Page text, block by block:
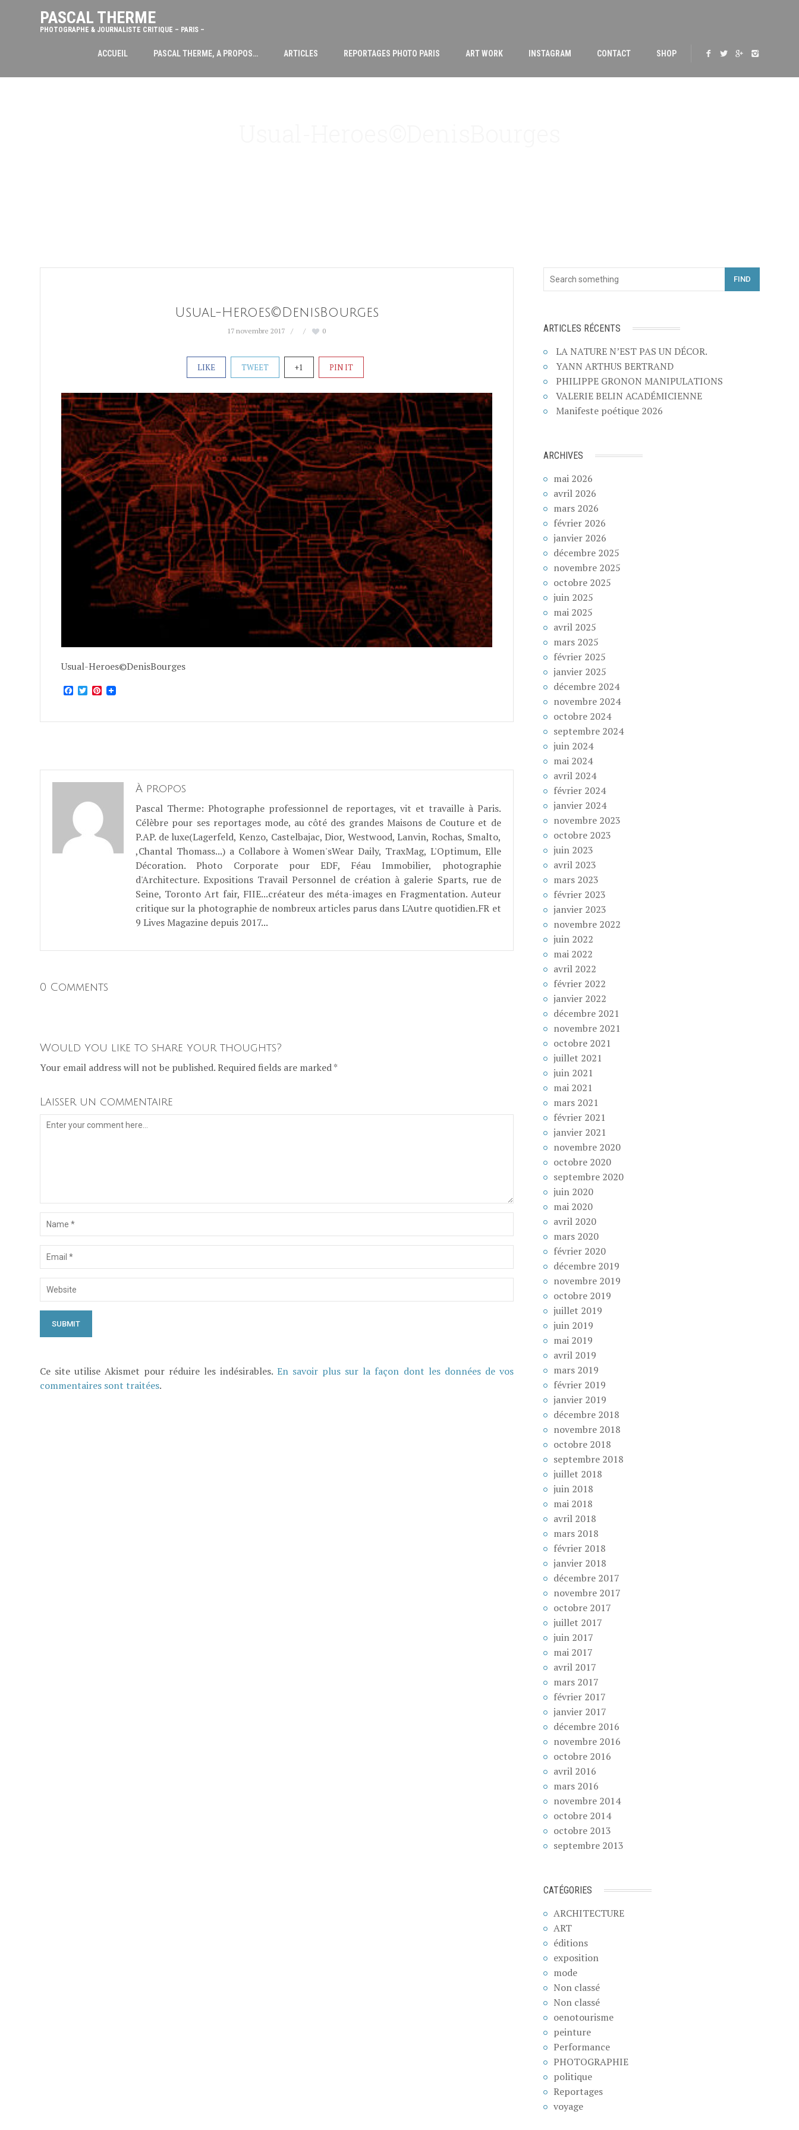
PASCAL THERME
PHOTOGRAPHE & JOURNALISTE CRITIQUE – PARIS –
ACCUEIL PASCAL THERME, A PROPOS… ARTICLES REPORTAGES PHOTO PARIS ART WORK INSTAGRAM CONTACT SHOP
Usual-Heroes©DenisBourges
17 novembre 2017 0
LIKE TWEET +1 PIN IT
Usual-Heroes©DenisBourges
Facebook
TwitterPinterest
À propos
Pascal Therme: Photographe professionnel de reportages, vit et travaille à Paris.
Célèbre pour ses reportages mode, au côté des grandes Maisons de Couture et de
P.AP. de luxe(Lagerfeld, Kenzo, Castelbajac, Dior, Westwood, Lanvin, Rochas, Smalto,
,Chantal Thomass...) a Collabore à Women'sWear Daily, TraxMag, L'Optimum, Elle
Décoration. Photo Corporate pour EDF, Féau Immobilier, photographie
d'Architecture. Expositions Travail Personnel de création à galerie Sparts, rue de
Seine, Toronto Art fair, FIIE...créateur des méta-images en Fragmentation. Auteur
critique sur la photographie de nombreux articles parus dans L'Autre quotidien.FR et
9 Lives Magazine depuis 2017...
0 Comments
Would you like to share your thoughts?
Your email address will not be published. Required fields are marked *
Laisser un commentaire
Ce site utilise Akismet pour réduire les indésirables.En savoir plus sur la façon dont les données de vos
commentaires sont traitées.
FIND
ARTICLES RÉCENTS
LA NATURE N’EST PAS UN DÉCOR.
YANN ARTHUS BERTRAND
PHILIPPE GRONON MANIPULATIONS
VALERIE BELIN ACADÉMICIENNE
Manifeste poétique 2026
ARCHIVES
mai 2026
avril 2026
mars 2026
février 2026
janvier 2026
décembre 2025
novembre 2025
octobre 2025
juin 2025
mai 2025
avril 2025
mars 2025
février 2025
janvier 2025
décembre 2024
novembre 2024
octobre 2024
septembre 2024
juin 2024
mai 2024
avril 2024
février 2024
janvier 2024
novembre 2023
octobre 2023
juin 2023
avril 2023
mars 2023
février 2023
janvier 2023
novembre 2022
juin 2022
mai 2022
avril 2022
février 2022
janvier 2022
décembre 2021
novembre 2021
octobre 2021
juillet 2021
juin 2021
mai 2021
mars 2021
février 2021
janvier 2021
novembre 2020
octobre 2020
septembre 2020
juin 2020
mai 2020
avril 2020
mars 2020
février 2020
décembre 2019
novembre 2019
octobre 2019
juillet 2019
juin 2019
mai 2019
avril 2019
mars 2019
février 2019
janvier 2019
décembre 2018
novembre 2018
octobre 2018
septembre 2018
juillet 2018
juin 2018
mai 2018
avril 2018
mars 2018
février 2018
janvier 2018
décembre 2017
novembre 2017
octobre 2017
juillet 2017
juin 2017
mai 2017
avril 2017
mars 2017
février 2017
janvier 2017
décembre 2016
novembre 2016
octobre 2016
avril 2016
mars 2016
novembre 2014
octobre 2014
octobre 2013
septembre 2013
CATÉGORIES
ARCHITECTURE
ART
éditions
exposition
mode
Non classé
Non classé
oenotourisme
peinture
Performance
PHOTOGRAPHIE
politique
Reportages
voyage